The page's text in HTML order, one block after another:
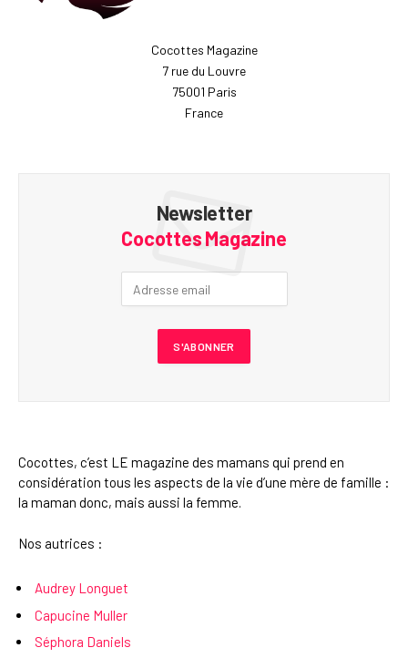
Cocottes Magazine
7 rue du Louvre
75001 Paris
France
Newsletter
Cocottes Magazine
Cocottes, c’est LE magazine des mamans qui prend en
considération tous les aspects de la vie d’une mère de famille :
la maman donc, mais aussi la femme.
Nos autrices :
Audrey Longuet
Capucine Muller
Séphora Daniels